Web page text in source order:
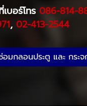
บอร์โทร 086-814-
, 02-413-2544
มกลอนประตู และ กระ